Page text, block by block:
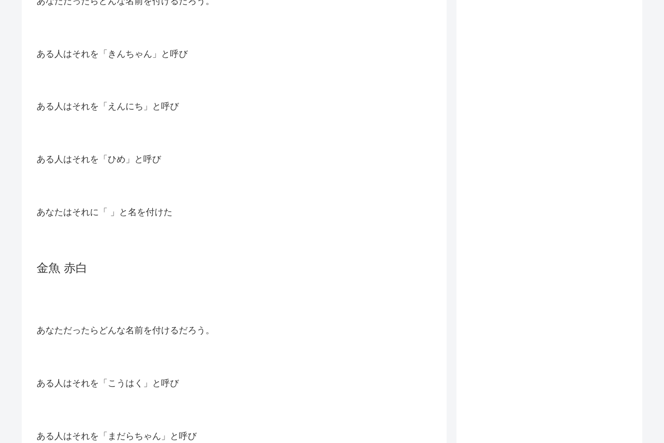
ある人はそれを「きんちゃん」と呼び
ある人はそれを「えんにち」と呼び
ある人はそれを「ひめ」と呼び
あなたはそれに「 」と名を付けた
金魚 赤白
あなただったらどんな名前を付けるだろう。
ある人はそれを「こうはく」と呼び
ある人はそれを「まだらちゃん」と呼び